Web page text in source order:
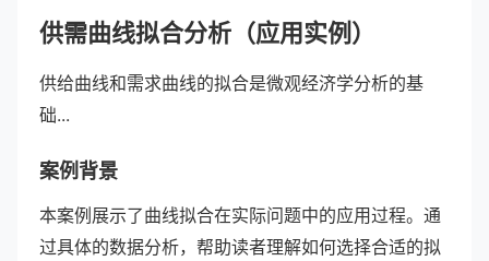
供需曲线拟合分析（应用实例）
供给曲线和需求曲线的拟合是微观经济学分析的基
础...
案例背景
本案例展示了曲线拟合在实际问题中的应用过程。通
过具体的数据分析，帮助读者理解如何选择合适的拟